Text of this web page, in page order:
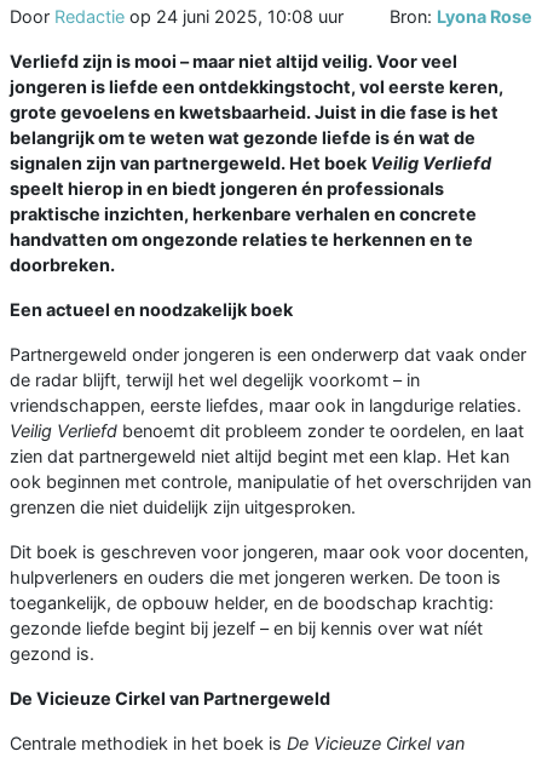
Door Redactie op 24 juni 2025, 10:08 uur Bron: Lyona Rose
Verliefd zijn is mooi – maar niet altijd veilig. Voor veel
jongeren is liefde een ontdekkingstocht, vol eerste keren,
grote gevoelens en kwetsbaarheid. Juist in die fase is het
belangrijk om te weten wat gezonde liefde is én wat de
signalen zijn van partnergeweld. Het boek Veilig Verliefd
speelt hierop in en biedt jongeren én professionals
praktische inzichten, herkenbare verhalen en concrete
handvatten om ongezonde relaties te herkennen en te
doorbreken.
Een actueel en noodzakelijk boek
Partnergeweld onder jongeren is een onderwerp dat vaak onder
de radar blijft, terwijl het wel degelijk voorkomt – in
vriendschappen, eerste liefdes, maar ook in langdurige relaties.
Veilig Verliefd benoemt dit probleem zonder te oordelen, en laat
zien dat partnergeweld niet altijd begint met een klap. Het kan
ook beginnen met controle, manipulatie of het overschrijden van
grenzen die niet duidelijk zijn uitgesproken.
Dit boek is geschreven voor jongeren, maar ook voor docenten,
hulpverleners en ouders die met jongeren werken. De toon is
toegankelijk, de opbouw helder, en de boodschap krachtig:
gezonde liefde begint bij jezelf – en bij kennis over wat níét
gezond is.
De Vicieuze Cirkel van Partnergeweld
Centrale methodiek in het boek is De Vicieuze Cirkel van